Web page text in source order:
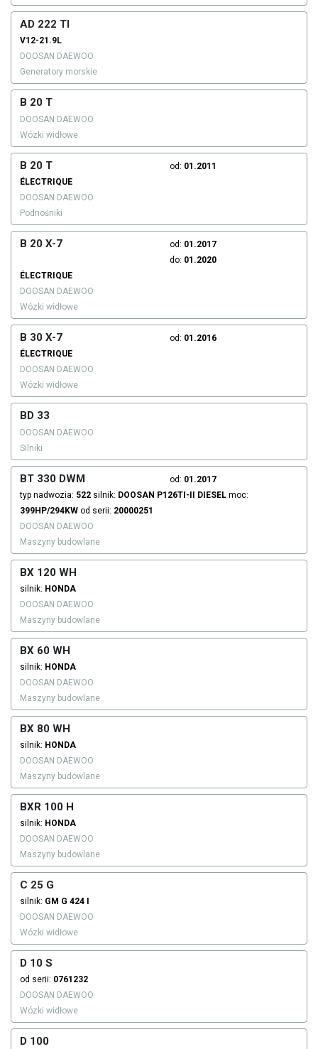
AD 222 TI
V12-21.9L
DOOSAN DAEWOO
Generatory morskie
B 20 T
DOOSAN DAEWOO
Wózki widłowe
B 20 T od: 01.2011
ÉLECTRIQUE
DOOSAN DAEWOO
Podnośniki
B 20 X-7 od: 01.2017
do: 01.2020
ÉLECTRIQUE
DOOSAN DAEWOO
Wózki widłowe
B 30 X-7 od: 01.2016
ÉLECTRIQUE
DOOSAN DAEWOO
Wózki widłowe
BD 33
DOOSAN DAEWOO
Silniki
BT 330 DWM od: 01.2017
typ nadwozia: 522 silnik: DOOSAN P126TI-II DIESEL moc:
399HP/294KW od serii: 20000251
DOOSAN DAEWOO
Maszyny budowlane
BX 120 WH
silnik: HONDA
DOOSAN DAEWOO
Maszyny budowlane
BX 60 WH
silnik: HONDA
DOOSAN DAEWOO
Maszyny budowlane
BX 80 WH
silnik: HONDA
DOOSAN DAEWOO
Maszyny budowlane
BXR 100 H
silnik: HONDA
DOOSAN DAEWOO
Maszyny budowlane
C 25 G
silnik: GM G 424 I
DOOSAN DAEWOO
Wózki widłowe
D 10 S
od serii: 0761232
DOOSAN DAEWOO
Wózki widłowe
D 100